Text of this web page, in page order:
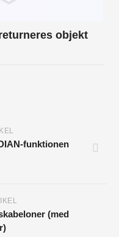
objekt
funktionen
(med